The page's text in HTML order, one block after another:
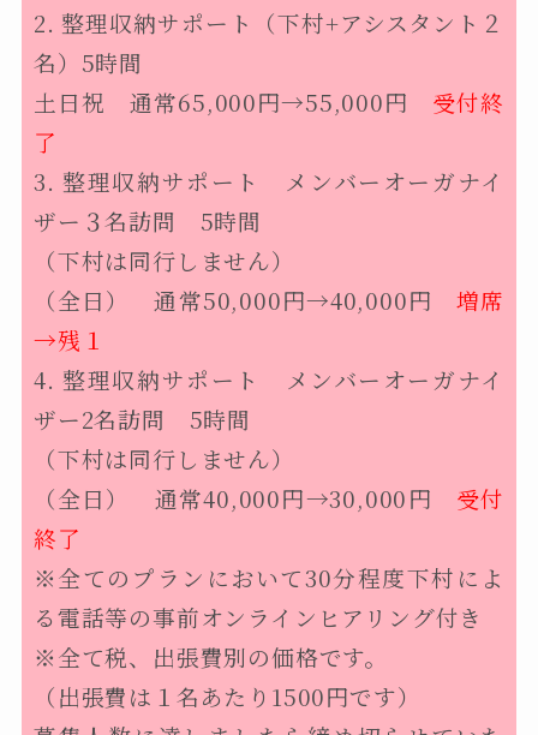
2.整理収納サポート（下村+アシスタント２
名）5時間
土日祝 通常65,000円→55,000円 受付終
了
3. 整理収納サポート メンバーオーガナイ
ザー３名訪問 5時間
（下村は同行しません）
（全日） 通常50,000円→40,000円増席
→残１
4.整理収納サポート メンバーオーガナイ
ザー2名訪問 5時間
（下村は同行しません）
（全日） 通常40,000円→30,000円
受付
終了
※全てのプランにおいて30分程度下村によ
る電話等の事前オンラインヒアリング付き
※全て税、出張費別の価格です。
（出張費は１名あたり1500円です）